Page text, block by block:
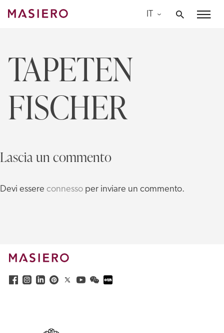
Skip
IT
TAPETEN
FISCHER
Lascia un commento
Devi essere connesso per inviare un commento.